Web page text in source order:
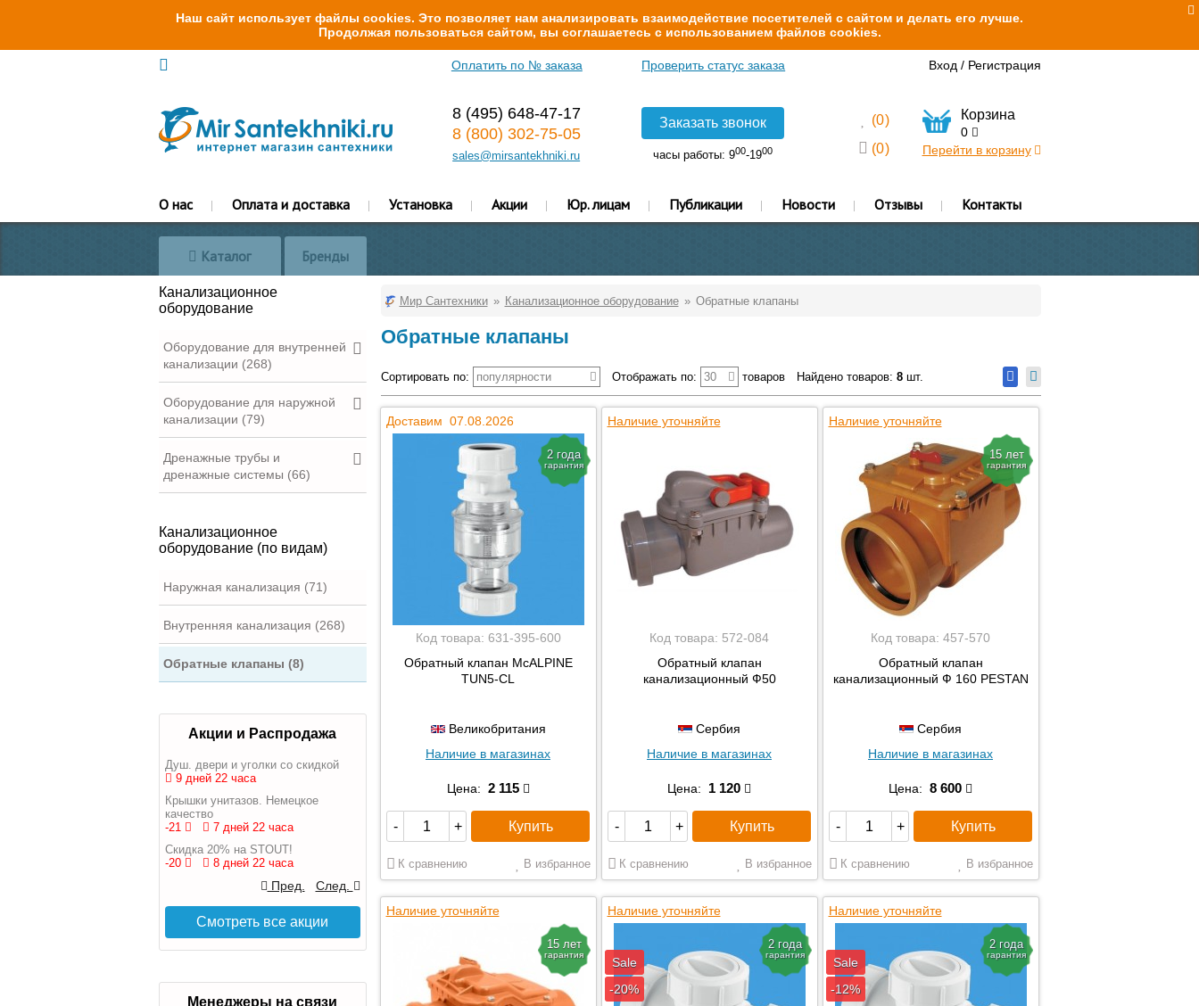
Наш сайт использует файлы cookies. Это позволяет нам анализировать взаимодействие посетителей с сайтом и делать его лучше.
Продолжая пользоваться сайтом, вы соглашаетесь с использованием файлов cookies.
Оплатить по № заказа Проверить статус заказа Вход / Регистрация
8 (495) 648-47-17
8 (800) 302-75-05
sales@mirsantekhniki.ru
Заказать звонок
часы работы: 900-1900
(0)
(0)
Корзина
0
Перейти в корзину
О нас Оплата и доставка Установка Акции Юр. лицам Публикации Новости Отзывы Контакты
Каталог Бренды
Канализационное
оборудование
Оборудование для внутренней
канализации (268)
Оборудование для наружной
канализации (79)
Дренажные трубы и
дренажные системы (66)
Канализационное
оборудование (по видам)
Наружная канализация (71)
Внутренняя канализация (268)
Обратные клапаны (8)
Акции и Распродажа
Душ. двери и уголки со скидкой
9 дней 22 часа
Крышки унитазов. Немецкое
качество
-21
7 дней 22 часа
Скидка 20% на STOUT!
-20
8 дней 22 часа
Пред. След.
Смотреть все акции
Менеджеры на связи
Мир Сантехники Канализационное оборудование Обратные клапаны
Обратные клапаны
Сортировать по: популярности Отображать по: 30 товаров Найдено товаров: 8шт.
Доставим 07.08.2026
2 года
гарантия
Код товара: 631-395-600
Обратный клапан McALPINE
TUN5-CL
Великобритания
Наличие в магазинах
Цена: 2 115
- + Купить
К сравнению В избранное
Наличие уточняйте
Код товара: 572-084
Обратный клапан
канализационный Ф50
Сербия
Наличие в магазинах
Цена: 1 120
- + Купить
К сравнению В избранное
Наличие уточняйте
15 лет
гарантия
Код товара: 457-570
Обратный клапан
канализационный Ф 160 PESTAN
Сербия
Наличие в магазинах
Цена: 8 600
- + Купить
К сравнению В избранное
Наличие уточняйте
15 лет
гарантия
Наличие уточняйте
-20%
Sale
2 года
гарантия
Наличие уточняйте
-12%
Sale
2 года
гарантия